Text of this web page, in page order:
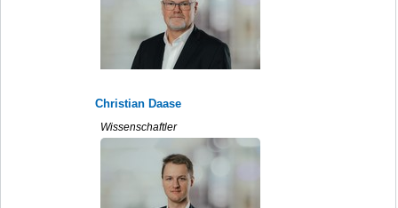
Christian Daase
Wissenschaftler